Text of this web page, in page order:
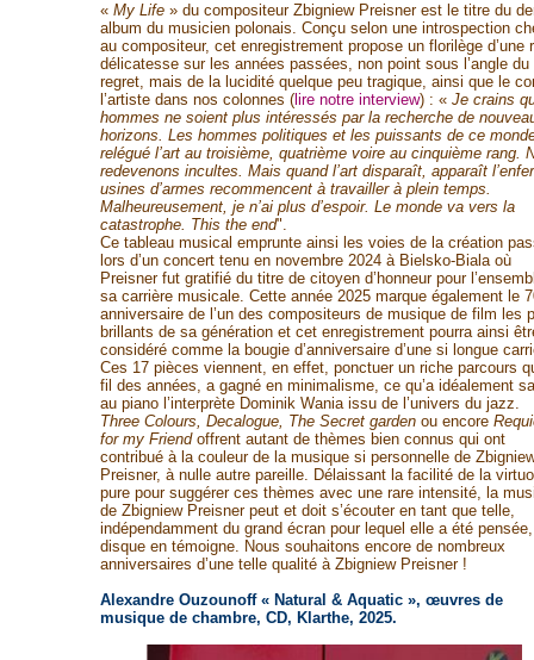
« My Life» du compositeur Zbigniew Preisner est le titre du
album du musicien polonais. Conçu selon une introspection
au compositeur, cet enregistrement propose un florilège d’une
délicatesse sur les années passées, non point sous l’angle du
regret, mais de la lucidité quelque peu tragique, ainsi que le
l’artiste dans nos colonnes (lire notre interview) : « Je crains
hommes ne soient plus intéressés par la recherche de
horizons. Les hommes politiques et les puissants de ce
relégué l’art au troisième, quatrième voire au cinquième rang.
redevenons incultes. Mais quand l’art disparaît, apparaît
usines d’armes recommencent à travailler à plein temps.
Malheureusement, je n’ai plus d’espoir. Le monde va vers la
catastrophe. This the end".
Ce tableau musical emprunte ainsi les voies de la création
lors d’un concert tenu en novembre 2024 à Bielsko-Biala où
Preisner fut gratifié du titre de citoyen d’honneur pour
sa carrière musicale. Cette année 2025 marque également le
anniversaire de l’un des compositeurs de musique de film les
brillants de sa génération et cet enregistrement pourra ainsi
considéré comme la bougie d’anniversaire d’une si longue
Ces 17 pièces viennent, en effet, ponctuer un riche parcours
fil des années, a gagné en minimalisme, ce qu’a idéalement
au piano l’interprète Dominik Wania issu de l’univers du jazz.
Three Colours, Decalogue, The Secret garden ou encore
for my Friendoffrent autant de thèmes bien connus qui ont
contribué à la couleur de la musique si personnelle de
Preisner, à nulle autre pareille. Délaissant la facilité de la
pure pour suggérer ces thèmes avec une rare intensité, la
de Zbigniew Preisner peut et doit s’écouter en tant que telle,
indépendamment du grand écran pour lequel elle a été
disque en témoigne. Nous souhaitons encore de nombreux
anniversaires d’une telle qualité à Zbigniew Preisner !
Alexandre Ouzounoff « Natural & Aquatic », œuvres de
musique de chambre, CD, Klarthe, 2025.